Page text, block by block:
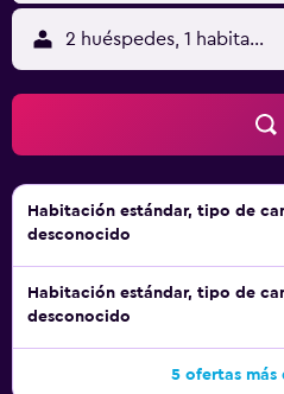
posible que se aplique un
2 huéspedes, 1 habitación
Habitación estándar, tipo de
desconocido
Habitación estándar, tipo de
desconocido
5 ofertas más